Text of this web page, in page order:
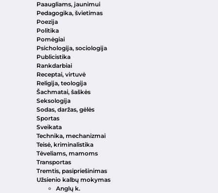
Paaugliams, jaunimui
Pedagogika, švietimas
Poezija
Politika
Pomėgiai
Psichologija, sociologija
Publicistika
Rankdarbiai
Receptai, virtuvė
Religija, teologija
Šachmatai, šaškės
Seksologija
Sodas, daržas, gėlės
Sportas
Sveikata
Technika, mechanizmai
Teisė, kriminalistika
Tėveliams, mamoms
Transportas
Tremtis, pasipriešinimas
Užsienio kalbų mokymas
Anglų k.